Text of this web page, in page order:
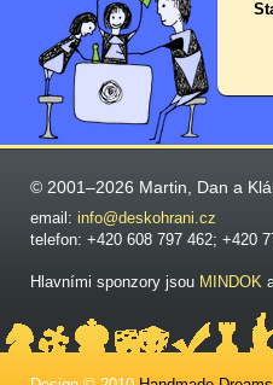
© 2001–2026 Martin, Dan a
email: info@deskohrani.cz
telefon: +420 608 797 462; +420
Hlavními sponzory jsou MINDOK